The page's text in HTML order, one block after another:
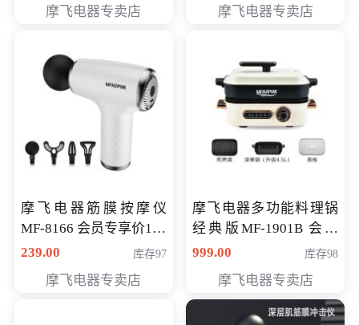
摩飞电器专卖店 摩飞电器专卖店
摩飞电器筋膜按摩仪
MF-8166 会员专享价168
元
239.00 库存97
摩飞电器专卖店
摩飞电器多功能料理锅
经典版MF-1901B 会员
专享价399元
999.00 库存98
摩飞电器专卖店